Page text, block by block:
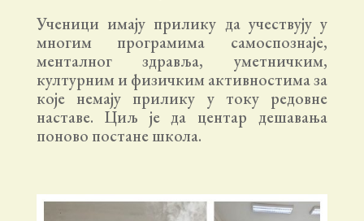
Ученици имају прилику да учествују у
многим програмима самоспознаје,
менталног здравља, уметничким,
културним и физичким активностима за
које немају прилику у току редовне
наставе. Циљ је да центар дешавања
поново постане школа.